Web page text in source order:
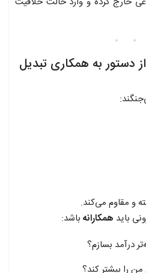
دستور به همکاری تبدیل
و مقاوم می‌کند.
باید همکارانه باشد:
درآمد بسازم؟
را بیشتر کند؟